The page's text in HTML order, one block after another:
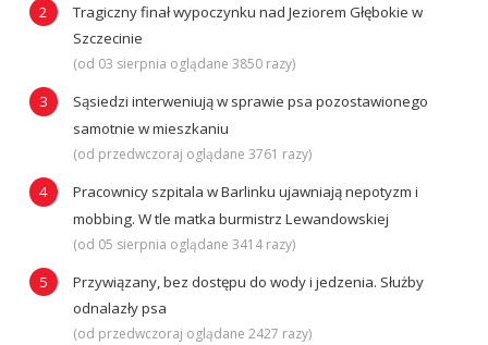
Tragiczny finał wypoczynku nad Jeziorem Głębokie w
Szczecinie
(od 03 sierpnia oglądane 3850 razy)
Sąsiedzi interweniują w sprawie psa pozostawionego
samotnie w mieszkaniu
(od przedwczoraj oglądane 3761 razy)
Pracownicy szpitala w Barlinku ujawniają nepotyzm i
mobbing. W tle matka burmistrz Lewandowskiej
(od 05 sierpnia oglądane 3414 razy)
Przywiązany, bez dostępu do wody i jedzenia. Służby
odnalazły psa
(od przedwczoraj oglądane 2427 razy)